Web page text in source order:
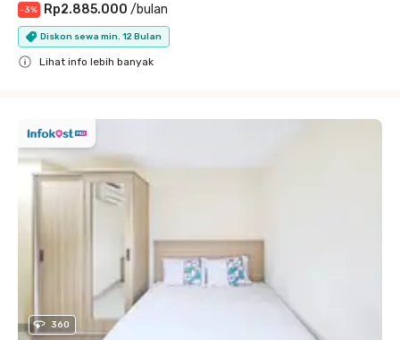
-3% Rp2.885.000 /bulan
Diskon sewa min. 12 Bulan
Lihat info lebih banyak
360